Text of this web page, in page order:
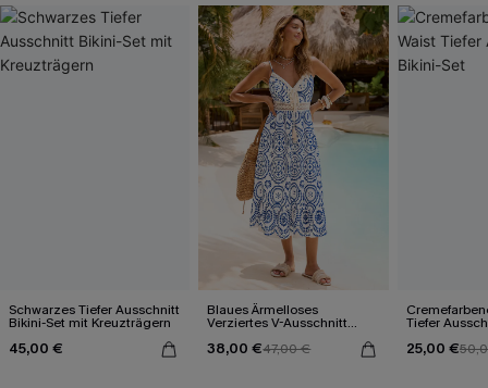
Schwarzes Tiefer Ausschnitt
Bikini-Set mit Kreuzträgern
45,00 €
Blaues Ärmelloses
Verziertes V-Ausschnitt
38,00 €47,00 €
Tiefer
25,00 €